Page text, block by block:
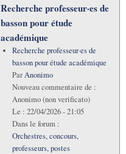
Recherche professeur·es de
basson pour étude
académique
Recherche professeur·es de
basson pour étude académique
ParAnonimo
Nouveau commentaire de :
Anonimo (non verificato)
Le : 22/04/2026 - 21:05
Dans le forum :
Orchestres, concours,
professeurs, postes